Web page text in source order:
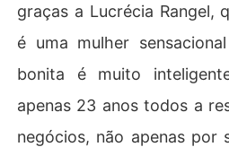
graças a Lucrécia Rangel,
é uma mulher
bonita é muito
apenas 23 anos todos a
negócios, não apenas por